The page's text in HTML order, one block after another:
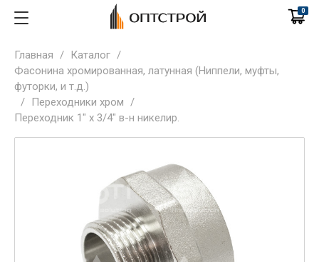
0
Главная / Каталог /
Фасонина хромированная, латунная (Ниппели, муфты,
футорки, и т.д.)
/ Переходники хром /
Переходник 1" х 3/4" в-н никелир.